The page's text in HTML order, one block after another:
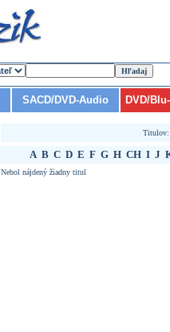
SACD/DVD-Audio DVD/
A B C D E F G H CH I J
Nebol nájdený žiadny titul